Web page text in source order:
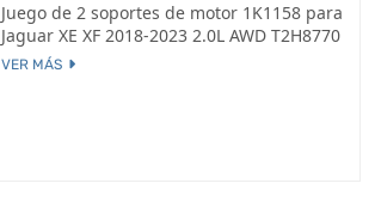
Juego de 2 soportes de motor 1K1158 para
Jaguar XE XF 2018-2023 2.0L AWD T2H8770
VER MÁS